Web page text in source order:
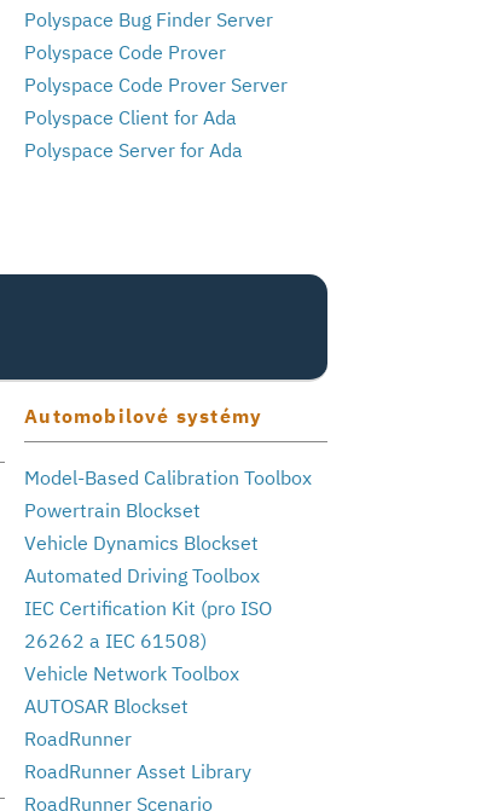
Polyspace Bug Finder Server
Polyspace Code Prover
Polyspace Code Prover Server
Polyspace Client for Ada
Polyspace Server for Ada
Automobilové systémy
Model-Based Calibration Toolbox
Powertrain Blockset
Vehicle Dynamics Blockset
Automated Driving Toolbox
IEC Certification Kit (pro ISO
26262 a IEC 61508)
Vehicle Network Toolbox
AUTOSAR Blockset
RoadRunner
RoadRunner Asset Library
RoadRunner Scenario